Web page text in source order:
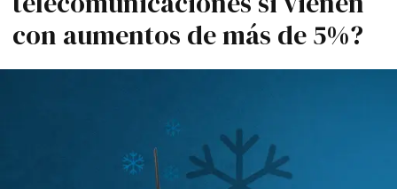
con aumentos de más de 5%?